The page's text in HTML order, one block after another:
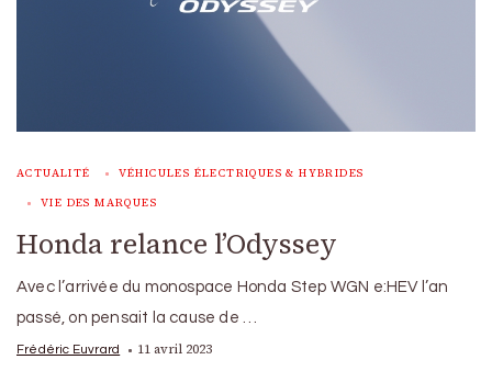
ACTUALITÉ VÉHICULES ÉLECTRIQUES & HYBRIDES
VIE DES MARQUES
Honda relance l’Odyssey
Avec l’arrivée du monospace Honda Step WGN e:HEV l’an
passé, on pensait la cause de …
Frédéric Euvrard 11 avril 2023